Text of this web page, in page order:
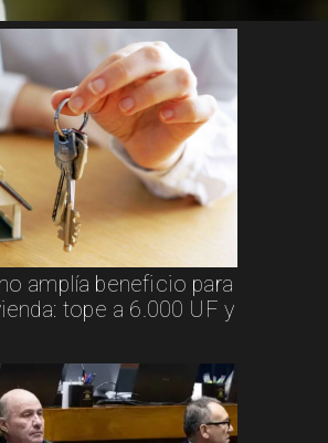
amplía beneficio para
tope a 6.000 UF y